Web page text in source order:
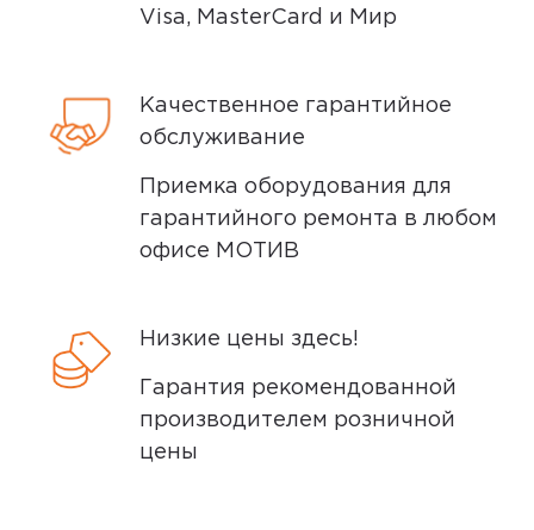
Доставка заказов производится
Екатеринбурге, Нижнем Тагиле, Кургане
и Сургуте.
включен комплект подключения SIM-
карты. Если сумма заказа менее 3000
рублей, то стоимость доставки 300
Visa, MasterCard и Мир
Качественное гарантийное
обслуживание
Приемка оборудования для
гарантийного ремонта в любом
офисе МОТИВ
Низкие цены здесь!
Гарантия рекомендованной
производителем розничной
цены